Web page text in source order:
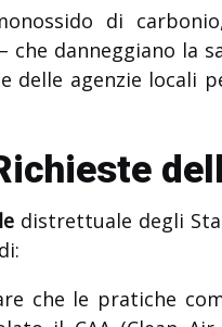
di
che danneggiano la
delle agenzie locali
distrettuale degli
che le pratiche